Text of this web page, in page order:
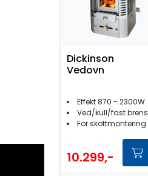
Dickinson
Vedovn
Effekt 870 - 2300W
Ved/kull/fast brensel
For skottmontering
10.299,-